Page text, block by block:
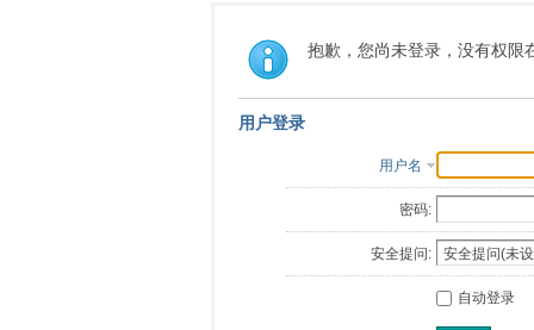
抱歉，您尚未登录，没有权限
用户登录
用户名
密码:
安全提问:
自动登录